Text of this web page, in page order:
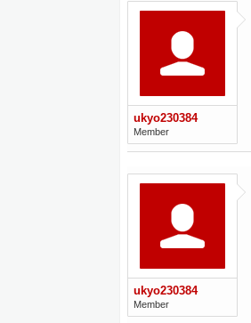
ukyo230384
Member
ukyo230384
Member